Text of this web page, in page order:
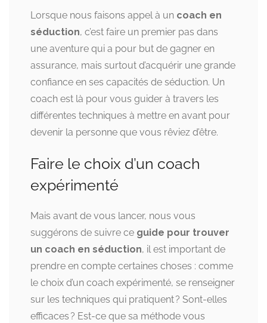
Lorsque nous faisons appel à un coach en
séduction, c’est faire un premier pas dans
une aventure qui a pour but de gagner en
assurance, mais surtout d’acquérir une grande
confiance en ses capacités de séduction. Un
coach est là pour vous guider à travers les
différentes techniques à mettre en avant pour
devenir la personne que vous rêviez d’être.
Faire le choix d’un coach
expérimenté
Mais avant de vous lancer, nous vous
suggérons de suivre ce guide pour trouver
un coach en séduction, il est important de
prendre en compte certaines choses : comme
le choix d’un coach expérimenté, se renseigner
sur les techniques qui pratiquent ? Sont-elles
efficaces ? Est-ce que sa méthode vous